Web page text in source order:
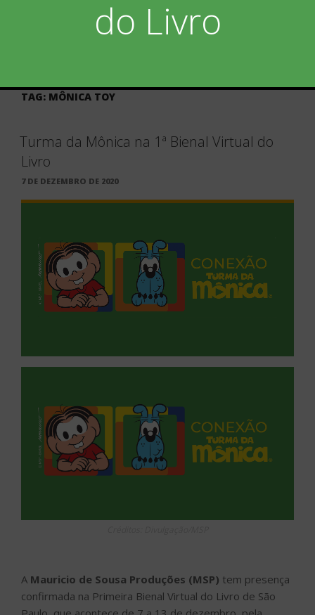
do Livro
TAG: MÔNICA TOY
Turma da Mônica na 1ª Bienal Virtual do
Livro
PUBLICADO
7 DE DEZEMBRO DE 2020
A Mauricio de Sousa Produções (MSP) tem presença
confirmada na Primeira Bienal Virtual do Livro de São